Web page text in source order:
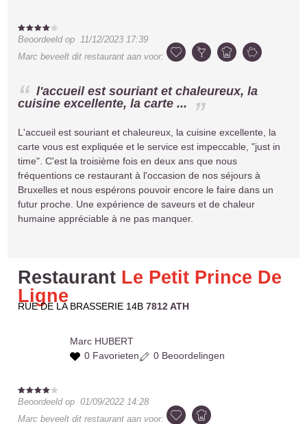
Beoordeeld op
11/12/2023 17:39
Marc beveelt dit restaurant aan voor:
l'accueil est souriant et chaleureux, la
cuisine excellente, la carte ...
L'accueil est souriant et chaleureux, la cuisine excellente, la
carte vous est expliquée et le service est impeccable, "just in
time". C'est la troisième fois en deux ans que nous
fréquentions ce restaurant à l'occasion de nos séjours à
Bruxelles et nous espérons pouvoir encore le faire dans un
futur proche. Une expérience de saveurs et de chaleur
humaine appréciable à ne pas manquer.
Restaurant Le Petit Prince De
Ligne
RUE DE LA BRASSERIE 14B7812 ATH
Marc HUBERT
0 Favorieten
0 Beoordelingen
Beoordeeld op01/09/2022 14:28
Marc beveelt dit restaurant aan voor: